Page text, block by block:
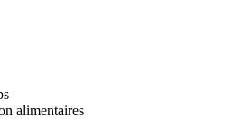
alimentaires